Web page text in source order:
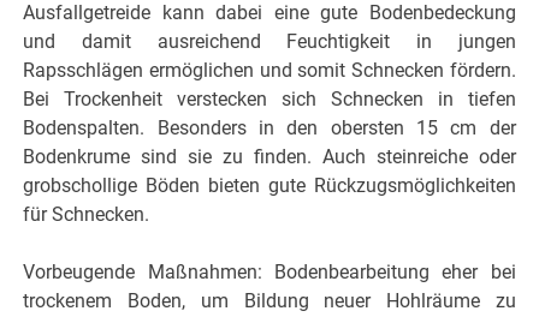
Ausfallgetreide kann dabei eine gute Bodenbedeckung
und damit ausreichend Feuchtigkeit in jungen
Rapsschlägen ermöglichen und somit Schnecken fördern.
Bei Trockenheit verstecken sich Schnecken in tiefen
Bodenspalten. Besonders in den obersten 15 cm der
Bodenkrume sind sie zu finden. Auch steinreiche oder
grobschollige Böden bieten gute Rückzugsmöglichkeiten
für Schnecken.
Vorbeugende Maßnahmen: Bodenbearbeitung eher bei
trockenem Boden, um Bildung neuer Hohlräume zu